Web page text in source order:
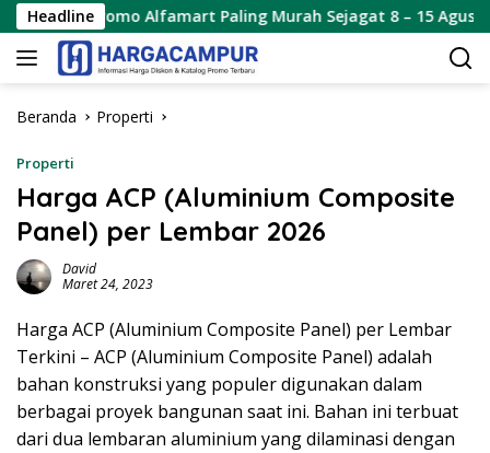
Langsung
ke
konten
Headline
Alfamart Paling Murah Sejagat 8 – 15 Agustus 2026
Beranda Properti
Properti
Harga ACP (Aluminium Composite
Panel) per Lembar 2026
David
Maret 24, 2023
Harga ACP (Aluminium Composite Panel) per Lembar
Terkini – ACP (Aluminium Composite Panel) adalah
bahan konstruksi yang populer digunakan dalam
berbagai proyek bangunan saat ini. Bahan ini terbuat
dari dua lembaran aluminium yang dilaminasi dengan